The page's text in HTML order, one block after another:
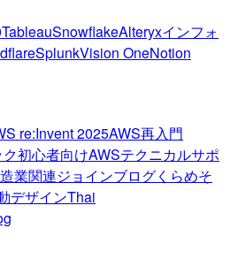
TableauSnowflakeAlteryxインフォ
SplunkVision OneNotion
re:Invent 2025AWS再入門
初心者向けAWSテクニカルサポ
業関連ジョインブログくらめそ
デザインThai